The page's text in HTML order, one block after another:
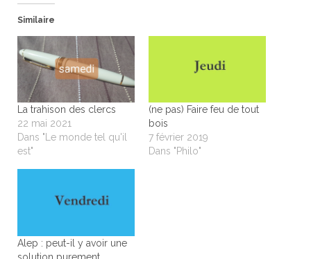
Similaire
La trahison des clercs
22 mai 2021
Dans "Le monde tel qu'il
est"
(ne pas) Faire feu de tout
bois
7 février 2019
Dans "Philo"
Alep : peut-il y avoir une